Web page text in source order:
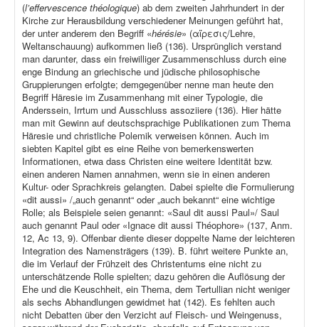
(l’effervescence théologique) ab dem zweiten Jahrhundert in der
Kirche zur Herausbildung verschiedener Meinungen geführt hat,
der unter anderem den Begriff «hérésie» (αἵρεσις/Lehre,
Weltanschauung) aufkommen ließ (136). Ursprünglich verstand
man darunter, dass ein freiwilliger Zusammenschluss durch eine
enge Bindung an griechische und jüdische philosophische
Gruppierungen erfolgte; demgegenüber nenne man heute den
Begriff Häresie im Zusammenhang mit einer Typologie, die
Anderssein, Irrtum und Ausschluss assoziiere (136). Hier hätte
man mit Gewinn auf deutschsprachige Publikationen zum Thema
Häresie und christliche Polemik verweisen können. Auch im
siebten Kapitel gibt es eine Reihe von bemerkenswerten
Informationen, etwa dass Christen eine weitere Identität bzw.
einen anderen Namen annahmen, wenn sie in einen anderen
Kultur- oder Sprachkreis gelangten. Dabei spielte die Formulierung
«dit aussi» /„auch genannt“ oder „auch bekannt“ eine wichtige
Rolle; als Beispiele seien genannt: «Saul dit aussi Paul»/ Saul
auch genannt Paul oder «Ignace dit aussi Théophore» (137, Anm.
12, Ac 13, 9). Offenbar diente dieser doppelte Name der leichteren
Integration des Namensträgers (139). B. führt weitere Punkte an,
die im Verlauf der Frühzeit des Christentums eine nicht zu
unterschätzende Rolle spielten; dazu gehören die Auflösung der
Ehe und die Keuschheit, ein Thema, dem Tertullian nicht weniger
als sechs Abhandlungen gewidmet hat (142). Es fehlten auch
nicht Debatten über den Verzicht auf Fleisch- und Weingenuss,